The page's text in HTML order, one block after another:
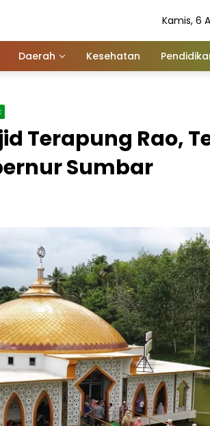
Kamis, 6
Daerah Kesehatan
Terapung Rao,
Sumbar